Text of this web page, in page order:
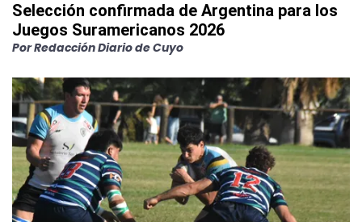
Selección confirmada de Argentina para los
Juegos Suramericanos 2026
PorRedacción Diario de Cuyo